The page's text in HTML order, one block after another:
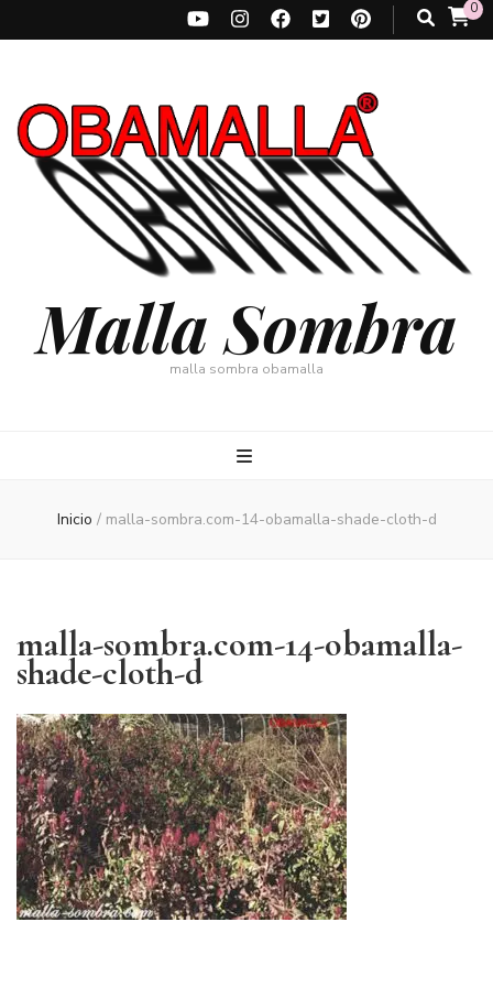
0
Malla Sombra
malla sombra obamalla
Inicio / malla-sombra.com-14-obamalla-shade-cloth-d
malla-sombra.com-14-obamalla-
shade-cloth-d